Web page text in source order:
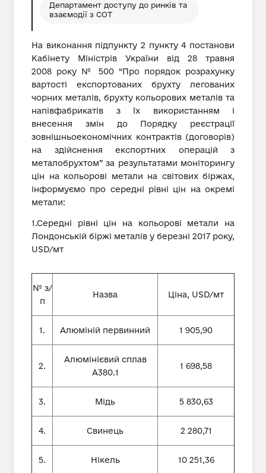
Департамент доступу до ринків та
взаємодії з СОТ
На виконання підпункту 2 пункту 4 постанови
Кабінету Міністрів України від 28 травня
2008 року № 500 “Про порядок розрахунку
вартості експортованих брухту легованих
чорних металів, брухту кольорових металів та
напівфабрикатів з їх використанням і
внесення змін до Порядку реєстрації
зовнішньоекономічних контрактів (договорів)
на здійснення експортних операцій з
металобрухтом” за результатами моніторингу
цін на кольорові метали на світових біржах,
інформуємо про середні рівні цін на окремі
метали:
1.Середні рівні цін на кольорові метали на
Лондонській біржі металів у березні 2017 року,
USD/мт
№ з/
п
Назва Ціна, USD/мт
1. Алюміній первинний 1 905,90
2.
Алюмінієвий сплав
А380.1
1 698,58
3. Мідь 5 830,63
4. Свинець 2 280,71
5. Нікель 10 251,36